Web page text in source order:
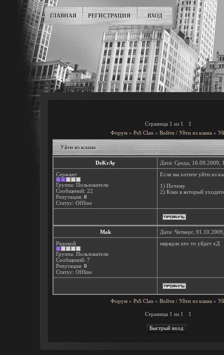
ГЛАВНАЯ РЕГИСТРАЦИЯ ВХОД
Страница 1 из 1
1
Форум » PsS Clan » Войти / Уйти из клана »
Уйти из клана
DeKrAy
Дата: Среда,
Сержант
Группа: Пользователи
Сообщений: 22
Репутация: 0
Статус: Offline
Если вы хотите уйти из
1) Почему
2) Клан в который
Mak
Дата: Четверг,
Рядовой
Группа: Пользователи
Сообщений: 7
Репутация: 0
Статус: Offline
нврядли кто то уйдет хД
Форум » PsS Clan » Войти / Уйти из клана »
Страница 1 из 1 1